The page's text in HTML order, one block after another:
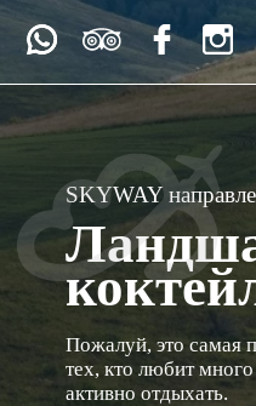
SKYWAY
Пожалуй, это самая
тех, кто любит
активно отдыхать.